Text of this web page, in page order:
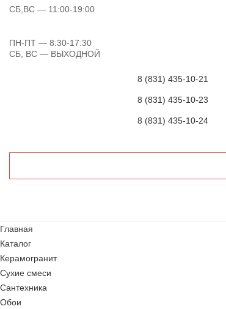
СБ,ВС — 11:00-19:00
ПН-ПТ — 8:30-17:30
СБ, ВС — ВЫХОДНОЙ
8 (831) 435-10-21
8 (831) 435-10-23
8 (831) 435-10-24
Главная
Каталог
Керамогранит
Сухие смеси
Сантехника
Обои